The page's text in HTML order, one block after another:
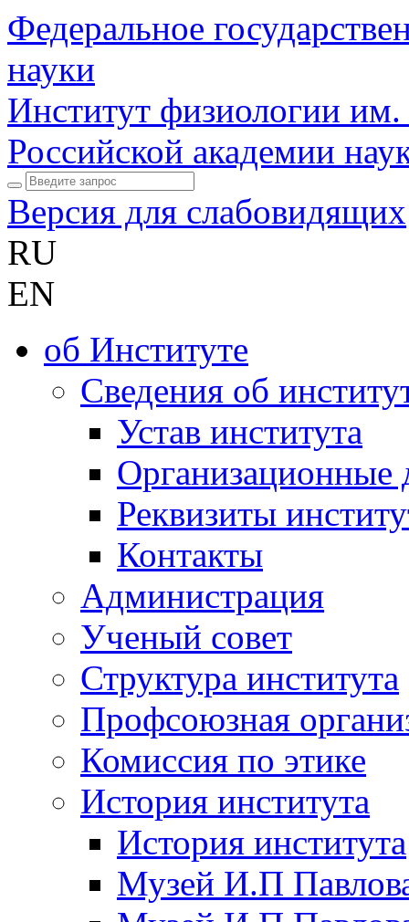
Федеральное
науки
Институт физиологии
Российской академии
Версия для слабовидящих
RU
EN
об Институте
Сведения об
Устав института
Организационные
Реквизиты
Контакты
Администрация
Ученый совет
Структура института
Профсоюзная
Комиссия по этике
История института
История института
Музей И.П